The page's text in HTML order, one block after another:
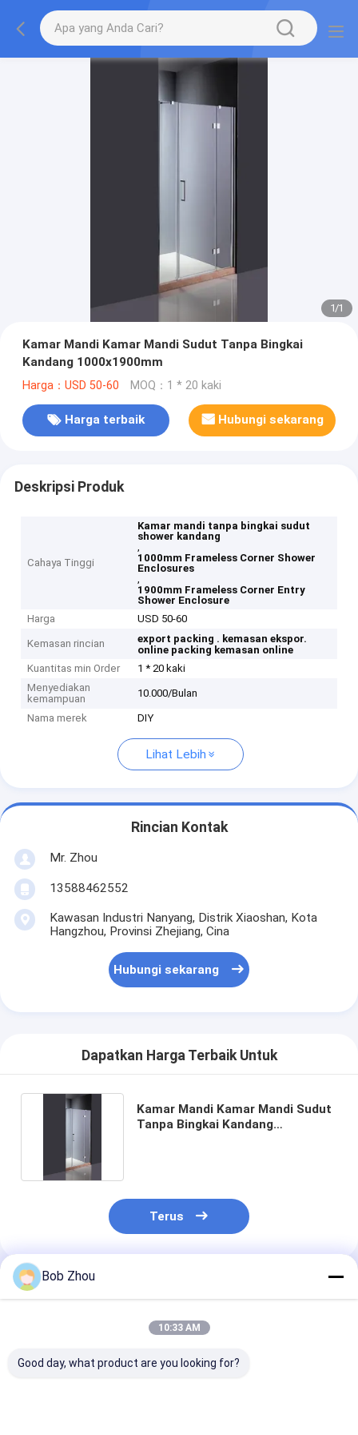
1/1
Kamar Mandi Kamar Mandi Sudut Tanpa Bingkai
Kandang 1000x1900mm
Harga：USD 50-60 MOQ：1 * 20 kaki
Harga terbaik Hubungi sekarang
Deskripsi Produk
Cahaya Tinggi
Kamar mandi tanpa bingkai sudut
shower kandang
,
1000mm Frameless Corner Shower
Enclosures
,
1900mm Frameless Corner Entry
Shower Enclosure
Harga
USD 50-60
Kemasan rincian export packing . kemasan ekspor.
online packing kemasan online
Kuantitas min Order
1 * 20 kaki
Menyediakan
kemampuan
10.000/Bulan
Nama merek DIY
Lihat Lebih
Rincian Kontak
Mr. Zhou
13588462552
Kawasan Industri Nanyang, Distrik Xiaoshan, Kota
Hangzhou, Provinsi Zhejiang, Cina
Hubungi sekarang
Dapatkan Harga Terbaik Untuk
Kamar Mandi Kamar Mandi Sudut
Tanpa Bingkai Kandang
Terus
Rekomendasi Produk
Bob Zhou
10:33 AM
Good day, what product are you looking for?